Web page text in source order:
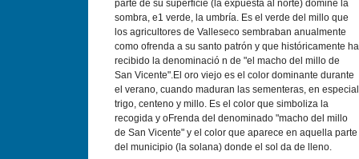
parte de su superficie (la expuesta al norte) domine la
sombra, e1 verde, la umbría. Es el verde del millo que
los agricultores de Valleseco sembraban anualmente
como ofrenda a su santo patrón y que históricamente ha
recibido la denominació n de "el macho del millo de
San Vicente".El oro viejo es el color dominante durante
el verano, cuando maduran las sementeras, en especial
trigo, centeno y millo. Es el color que simboliza la
recogida y oFrenda del denominado "macho del millo
de San Vicente" y el color que aparece en aquella parte
del municipio (la solana) donde el sol da de lleno.